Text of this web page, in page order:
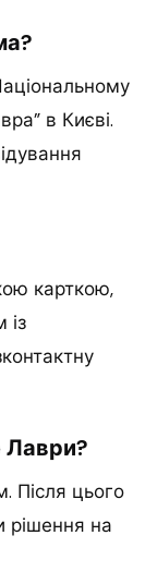
в Києві.
карткою,
із
Лаври?
Після цього
рішення на